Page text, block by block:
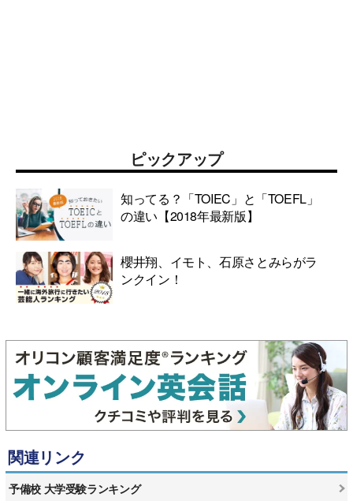
ピックアップ
知ってる？「TOIEC」と「TOEFL」
の違い【2018年最新版】
櫻井翔、イモト、石原さとみらがラ
ンクイン！
関連リンク
予備校 大学受験ランキング